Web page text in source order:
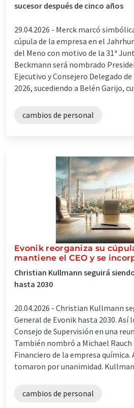
sucesor después de cinco años
29.04.2026 - Merck marcó
cúpula de la empresa en el
del Meno con motivo de la 31ª
Beckmann será nombrado
Ejecutivo y Consejero Delegado de
2026, sucediendo a Belén Garijo,
cambios de personal
Evonik reorganiza su
mantiene el CEO y se
Christian Kullmann seguirá
hasta 2030
20.04.2026 - Christian Kullmann
General de Evonik hasta 2030. Así
Consejo de Supervisión en una
También nombró a Michael
Financiero de la empresa química.
tomaron por unanimidad.
cambios de personal